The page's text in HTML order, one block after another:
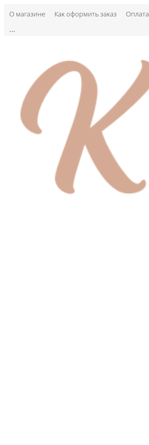
О магазине Как оформить заказ Оплата
...